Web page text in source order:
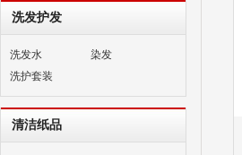
洗发护发
洗发水
染发
洗护套装
清洁纸品